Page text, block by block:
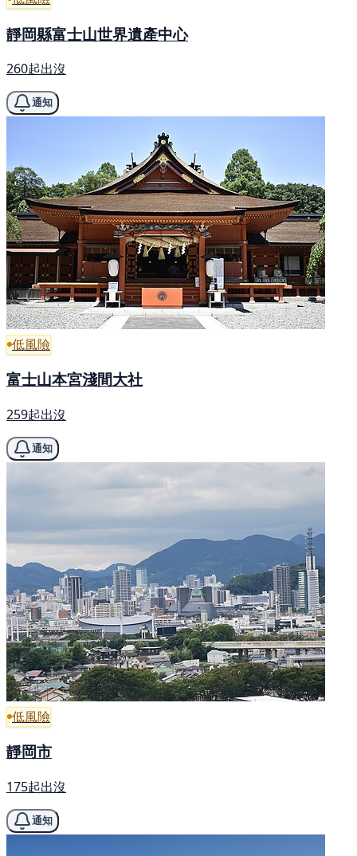
靜岡縣富士山世界遺產中心
260起出沒
通知
低風險
富士山本宮淺間大社
259起出沒
通知
低風險
靜岡市
175起出沒
通知